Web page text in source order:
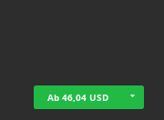
Ab 46,04 USD